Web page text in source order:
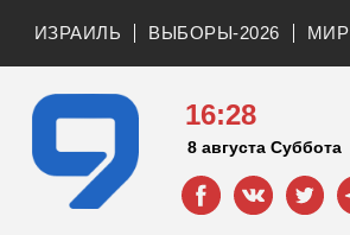
ИЗРАИЛЬ ВЫБОРЫ-2026 МИР
16:28
8 августа Суббота